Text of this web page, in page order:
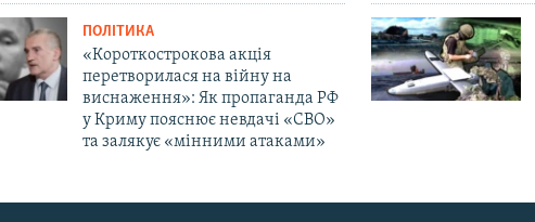
ПОЛІТИКА
«Короткострокова акція
перетворилася на війну на
виснаження»: Як пропаганда РФ
у Криму пояснює невдачі «СВО»
та залякує «мінними атаками»